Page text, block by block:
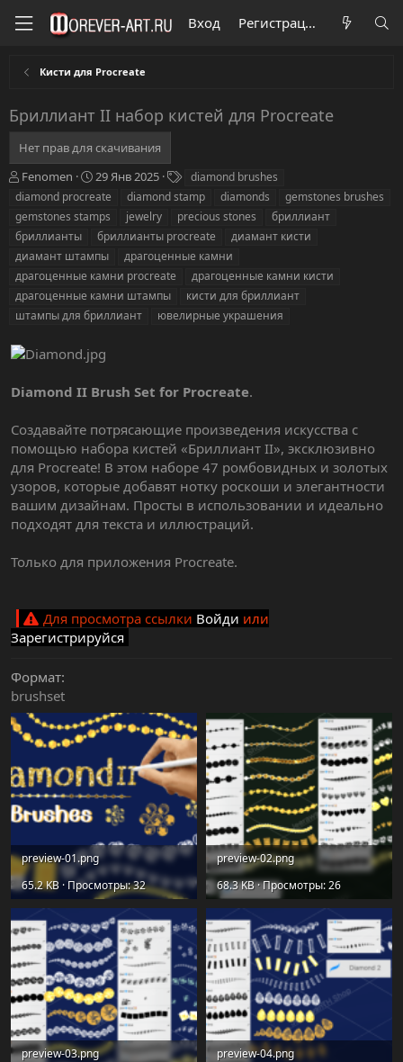
Вход Регистрация
Кисти для Procreate
Бриллиант II набор кистей для Procreate
Нет прав для скачивания
А
в
о
р
Fenomen
Д
а
а
с
о
з
н
я
29 Янв 2025
е
и
diamond brushes
diamond procreate
diamond stamp diamonds
gemstones brushes
gemstones stamps
jewelry precious stones
бриллиант
бриллианты
бриллианты procreate
диамант кисти
диамант штампы
драгоценные камни
драгоценные камни procreate
драгоценные камни кисти
драгоценные камни штампы
кисти для бриллиант
штампы для бриллиант
ювелирные украшения
Diamond II Brush Set for Procreate.
Создавайте потрясающие произведения искусства с
помощью набора кистей «Бриллиант II», эксклюзивно
для Procreate! В этом наборе 47 ромбовидных и золотых
узоров, которые добавят нотку роскоши и элегантности
вашим дизайнам. Просты в использовании и идеально
подходят для текста и иллюстраций.
Только для приложения Procreate.
Для просмотра ссылки Войди или
Зарегистрируйся
Формат
brushset
preview-01.png
65.2 KB · Просмотры: 32
preview-02.png
68.3 KB · Просмотры: 26
preview-03.png
preview-04.png